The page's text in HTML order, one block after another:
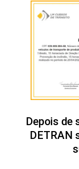
Depois de
DETRAN